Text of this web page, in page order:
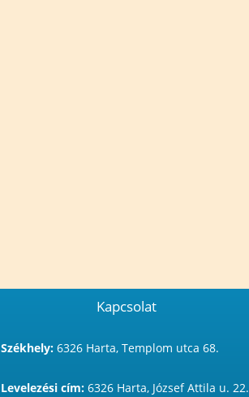
Kapcsolat
Székhely: 6326 Harta, Templom utca 68.
Levelezési cím: 6326 Harta, József Attila u. 22.